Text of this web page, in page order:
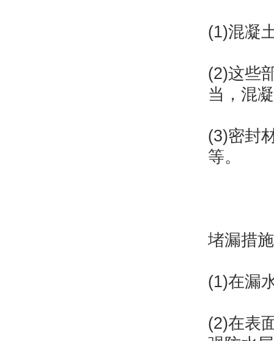
(1)混凝
(2)这些
当，混
(3)密封
等。
堵漏措
(1)在漏
(2)在表